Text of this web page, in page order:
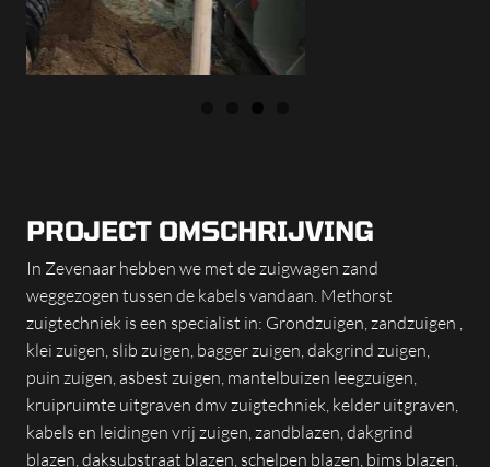
PROJECT OMSCHRIJVING
In Zevenaar hebben we met de zuigwagen zand
weggezogen tussen de kabels vandaan. Methorst
zuigtechniek is een specialist in: Grondzuigen, zandzuigen ,
klei zuigen, slib zuigen, bagger zuigen, dakgrind zuigen,
puin zuigen, asbest zuigen, mantelbuizen leegzuigen,
kruipruimte uitgraven dmv zuigtechniek, kelder uitgraven,
kabels en leidingen vrij zuigen, zandblazen, dakgrind
blazen, daksubstraat blazen, schelpen blazen, bims blazen,